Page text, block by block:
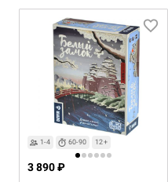
1-4 60-90 12+
3 890 ₽